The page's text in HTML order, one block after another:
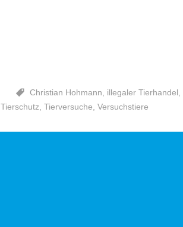
Christian Hohmann illegaler Tierhandel
Tierschutz Tierversuche Versuchstiere